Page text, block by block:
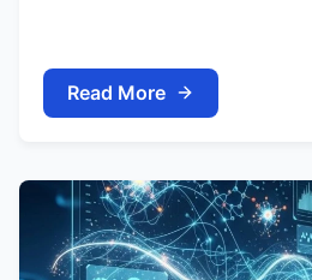
Read More